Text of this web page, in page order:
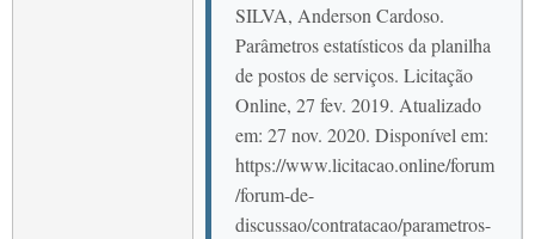
SILVA, Anderson Cardoso.
Parâmetros estatísticos da planilha
de postos de serviços. Licitação
Online, 27 fev. 2019. Atualizado
em: 27 nov. 2020. Disponível em:
https://www.licitacao.online/forum
/forum-de-
discussao/contratacao/parametros-